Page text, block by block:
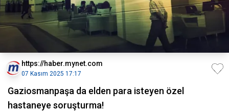
https://haber.mynet.com
07 Kasım 2025 17:17
Gaziosmanpaşa da elden para isteyen özel
hastaneye soruşturma!